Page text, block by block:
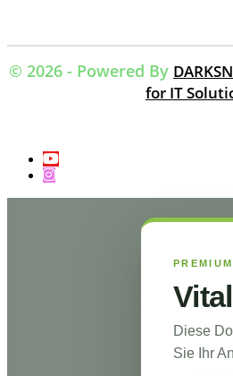
© 2026 - Powered By
for IT
Diese
Sie Ihr